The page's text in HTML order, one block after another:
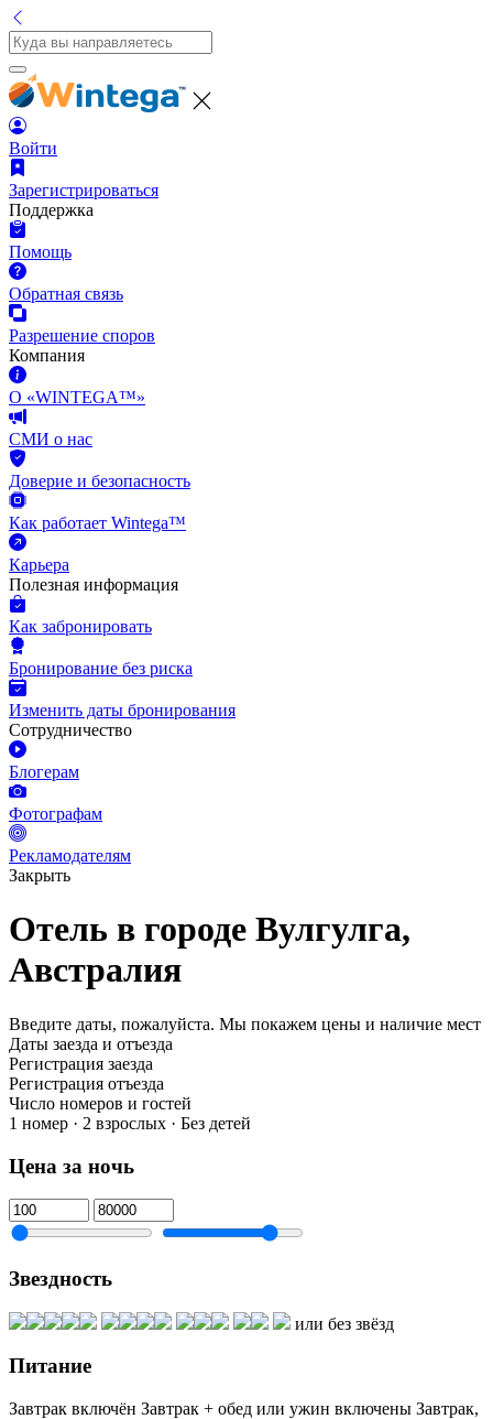
Войти
Зарегистрироваться
Поддержка
Помощь
Обратная связь
Разрешение споров
Компания
О «WINTEGA™»
СМИ о нас
Доверие и безопасность
Как работает Wintega™
Карьера
Полезная информация
Как забронировать
Бронирование без риска
Изменить даты бронирования
Сотрудничество
Блогерам
Фотографам
Рекламодателям
Закрыть
Отель в городе Вулгулга,
Австралия
Введите даты, пожалуйста. Мы покажем цены и наличие мест
Даты заезда и отъезда
Регистрация заезда
Регистрация отъезда
Число номеров и гостей
1 номер · 2 взрослых · Без детей
Цена за ночь
Звездность
или без звёзд
Питание
Завтрак включён Завтрак + обед или ужин включены Завтрак,